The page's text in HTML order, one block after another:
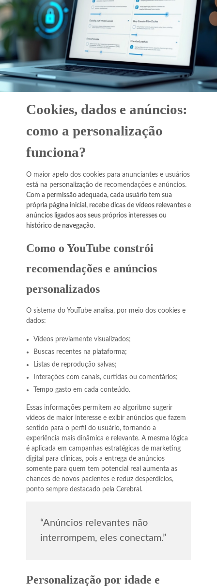
Cookies, dados e anúncios:
como a personalização
funciona?
O maior apelo dos cookies para anunciantes e usuários
está na personalização de recomendações e anúncios.
Com a permissão adequada, cada usuário tem sua
própria página inicial, recebe dicas de vídeos relevantes e
anúncios ligados aos seus próprios interesses ou
histórico de navegação.
Como o YouTube constrói
recomendações e anúncios
personalizados
O sistema do YouTube analisa, por meio dos cookies e
dados:
Vídeos previamente visualizados;
Buscas recentes na plataforma;
Listas de reprodução salvas;
Interações com canais, curtidas ou comentários;
Tempo gasto em cada conteúdo.
Essas informações permitem ao algoritmo sugerir
vídeos de maior interesse e exibir anúncios que fazem
sentido para o perfil do usuário, tornando a
experiência mais dinâmica e relevante. A mesma lógica
é aplicada em campanhas estratégicas de marketing
digital para clínicas, pois a entrega de anúncios
somente para quem tem potencial real aumenta as
chances de novos pacientes e reduz desperdícios,
ponto sempre destacado pela Cerebral.
“Anúncios relevantes não
interrompem, eles conectam.”
Personalização por idade e